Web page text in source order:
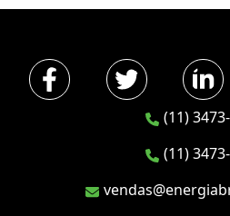
(11)
(11)